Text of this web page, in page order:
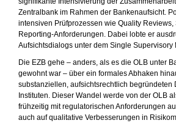
Zentralbank im Rahmen der Bankenaufsicht.
intensiven Prüfprozessen wie Quality Reviews,
Reporting-Anforderungen. Dabei lobte er
Aufsichtsdialogs unter dem Single Supervisory
Die EZB gehe – anders, als es die OLB unter
gewohnt war – über ein formales Abhaken
substanziellen, aufsichtsrechtlich begründeten
Instituten. Dieser Wandel werde von der OLB
frühzeitig mit regulatorischen Anforderungen
auch auf qualitative Verbesserungen in